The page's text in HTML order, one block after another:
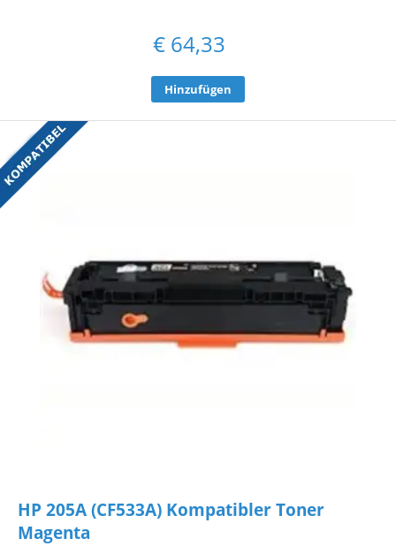
€ 64,33
Hinzufügen
HP 205A (CF533A) Kompatibler Toner
Magenta